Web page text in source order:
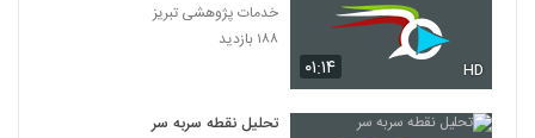
۰۱:۱۴ HD
خدمات پژوهشی تبریز
۱۸۸ بازدید
تحلیل نقطه سربه سر